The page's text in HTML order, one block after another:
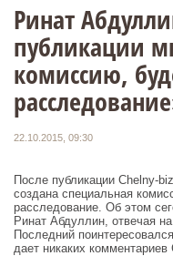
Ринат
публикации
комиссию,
22.10.2015, 09:30
После публикации Chelny-
создана специальная
расследование. Об этом
Ринат Абдуллин, отвечая
Последний
дает никаких